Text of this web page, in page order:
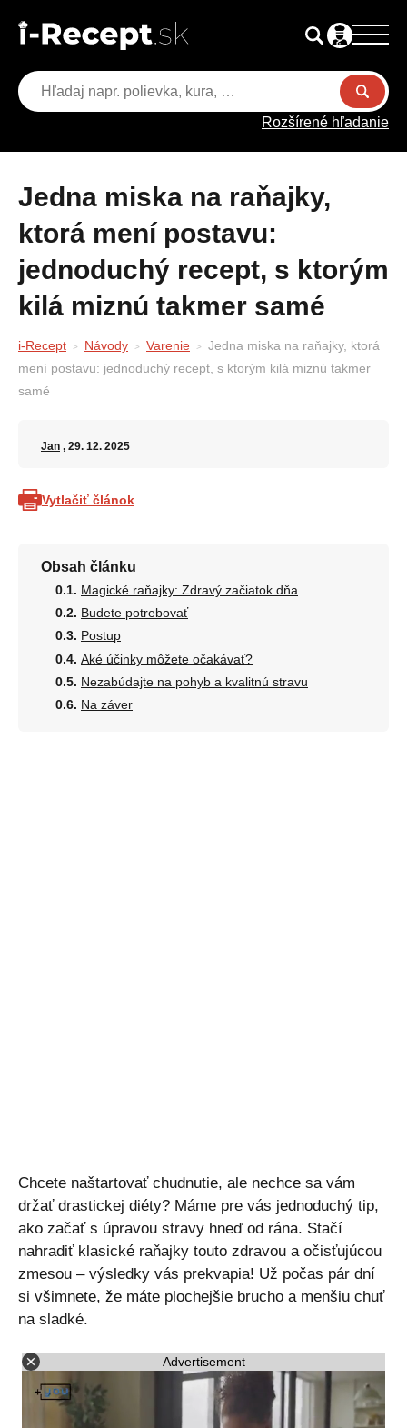
Rozšírené hľadanie
Jedna miska na raňajky,
ktorá mení postavu:
jednoduchý recept, s ktorým
kilá miznú takmer samé
i-Recept Návody Varenie
Jedna miska na raňajky, ktorá
mení postavu: jednoduchý recept, s ktorým kilá miznú takmer
samé
Jan , 29. 12. 2025
Vytlačiť článok
Obsah článku
Magické raňajky: Zdravý začiatok dňa
Budete potrebovať
Postup
Aké účinky môžete očakávať?
Nezabúdajte na pohyb a kvalitnú stravu
Na záver
Chcete naštartovať chudnutie, ale nechce sa vám
držať drastickej diéty? Máme pre vás jednoduchý tip,
ako začať s úpravou stravy hneď od rána. Stačí
nahradiť klasické raňajky touto zdravou a očisťujúcou
zmesou – výsledky vás prekvapia! Už počas pár dní
si všimnete, že máte plochejšie brucho a menšiu chuť
na sladké.
Advertisement